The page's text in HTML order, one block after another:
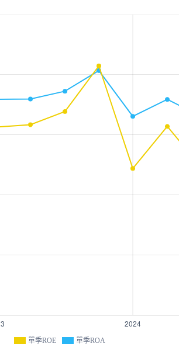
單季ROE 單季ROA